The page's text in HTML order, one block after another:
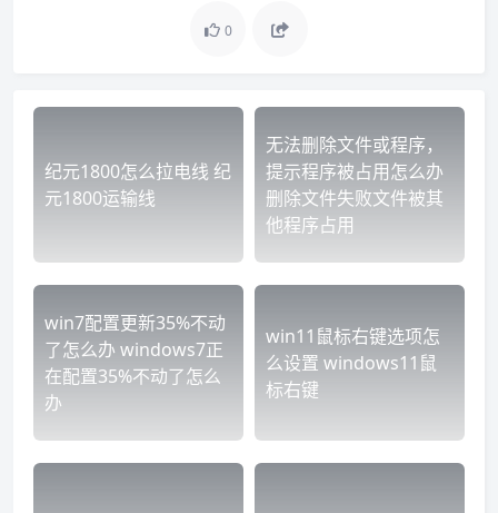
0
纪元1800怎么拉电线 纪
元1800运输线
无法删除文件或程序，
提示程序被占用怎么办
删除文件失败文件被其
他程序占用
win7配置更新35%不动
了怎么办 windows7正
在配置35%不动了怎么
办
win11鼠标右键选项怎
么设置 windows11鼠
标右键